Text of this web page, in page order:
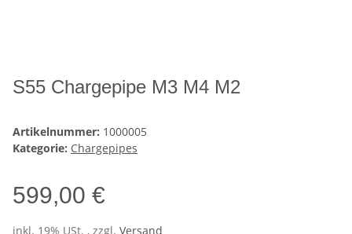
S55 Chargepipe M3 M4 M2
Artikelnummer: 1000005
Kategorie: Chargepipes
599,00 €
inkl. 19% USt. , zzgl. Versand